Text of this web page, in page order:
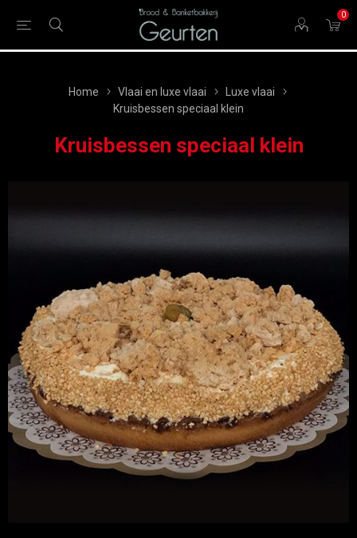
0
Home Vlaai en luxe vlaai
Luxe vlaai
Kruisbessen speciaal klein
Kruisbessen speciaal klein